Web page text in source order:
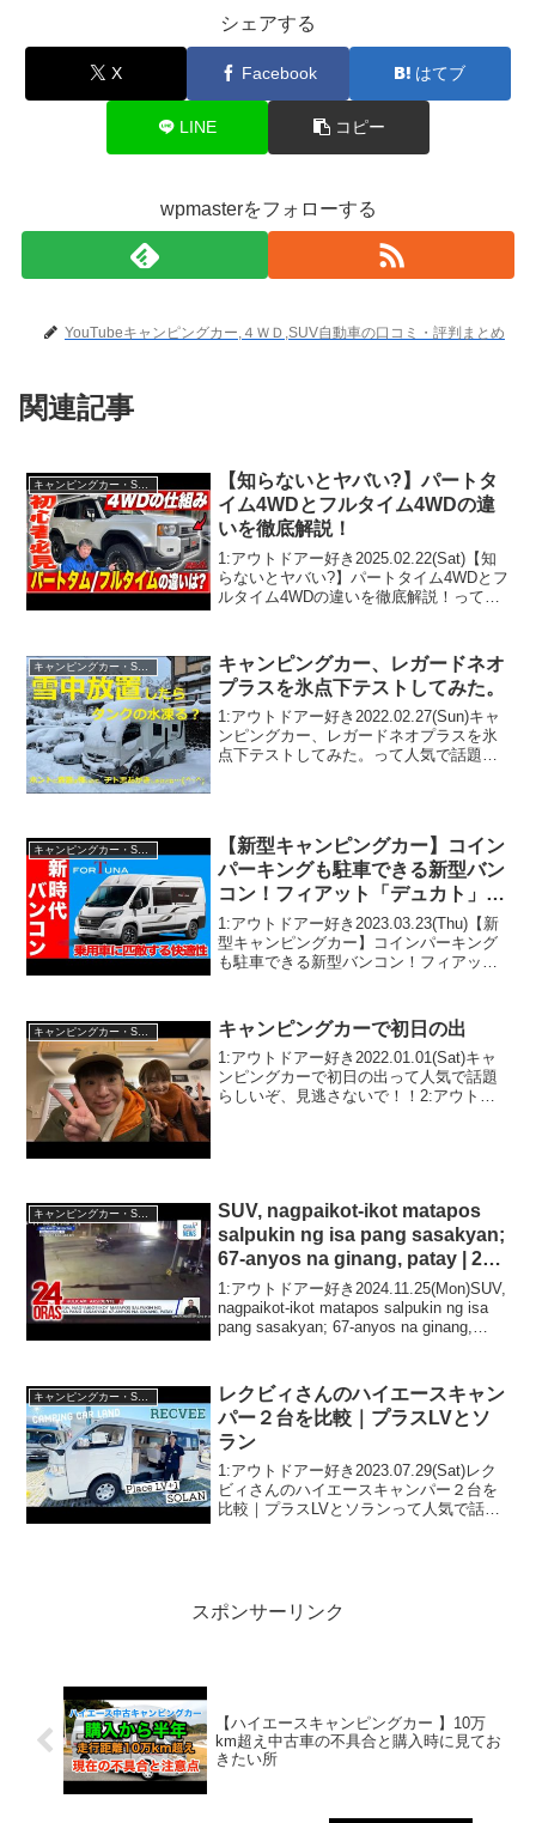
シェアする
X Facebook はてブ
LINE コピー
wpmasterをフォローする
YouTubeキャンピングカー,４ＷＤ,SUV自動車の口コミ・評判まとめ
関連記事
【知らないとヤバい?】パートタ
イム4WDとフルタイム4WDの違
いを徹底解説！
1:アウトドアー好き2025.02.22(Sat)【知
らないとヤバい?】パートタイム4WDとフ
ルタイム4WDの違いを徹底解説！って人
画は注目です！3:...
キャンピングカー・SUV人気車種
キャンピングカー、レガードネオ
プラスを氷点下テストしてみた。
1:アウトドアー好き2022.02.27(Sun)キャ
ンピングカー、レガードネオプラスを氷
点下テストしてみた。って人気で話題ら
【新型キャンピングカー】コイン
パーキングも駐車できる新型バン
コン！フィアット「デュカト」フ
ォルトナを試乗＆徹底紹介！新時
代の幕開け！
1:アウトドアー好き2023.03.23(Thu)【新
型キャンピングカー】コインパーキング
も駐車できる新型バンコン！フィアット
しいぞ、見逃さないで！！2:アウトドア
ー好...
キャンピングカー・SUV人気車種 キャンピングカーで初日の出
1:アウトドアー好き2022.01.01(Sat)キャ
ンピングカーで初日の出って人気で話題
らしいぞ、見逃さないで！！2:アウトド
キャンピングカー・SUV人気車種
SUV, nagpaikot-ikot matapos
salpukin ng isa pang sasakyan;
67-anyos na ginang, patay | 24
Oras
1:アウトドアー好き2024.11.25(Mon)SUV,
nagpaikot-ikot matapos salpukin ng isa
pang sasakyan; 67-anyos na ginang,
レクビィさんのハイエースキャン
パー２台を比較｜プラスLVとソ
ラン
1:アウトドアー好き2023.07.29(Sat)レク
ビィさんのハイエースキャンパー２台を
比較｜プラスLVとソランって人気で話題
スポンサーリンク
【ハイエースキャンピングカー 】10万
km超え中古車の不具合と購入時に見てお
きたい所